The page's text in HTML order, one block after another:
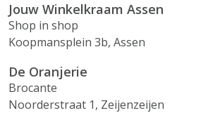
Jouw Winkelkraam Assen
Shop in shop
Koopmansplein 3b, Assen
De Oranjerie
Brocante
Noorderstraat 1, Zeijenzeijen